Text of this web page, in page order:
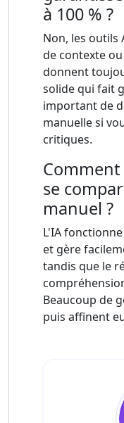
à 100 % ?
Non, les outils
de contexte
donnent
solide qui fait
important de
manuelle si
critiques.
Comment
se
manuel ?
L'IA
et gère
tandis que le
Beaucoup de
puis affinent